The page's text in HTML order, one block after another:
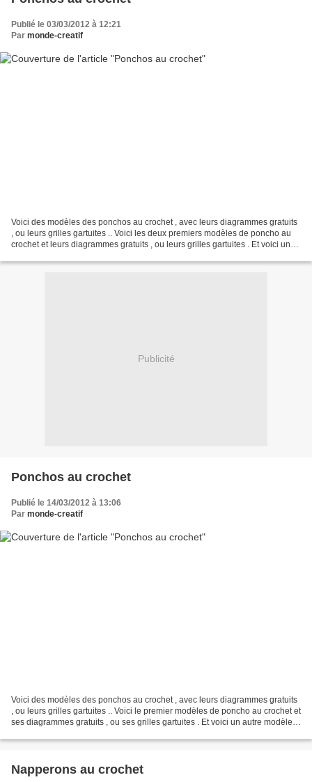
Publié le 03/03/2012 à 12:21
Par monde-creatif
Voici des modèles des ponchos au crochet , avec leurs diagrammes gratuits
, ou leurs grilles gartuites .. Voici les deux premiers modèles de poncho au
crochet et leurs diagrammes gratuits , ou leurs grilles gartuites . Et voici un
Publicité
Ponchos au crochet
Publié le 14/03/2012 à 13:06
Par monde-creatif
Voici des modèles des ponchos au crochet , avec leurs diagrammes gratuits
, ou leurs grilles gartuites .. Voici le premier modèles de poncho au crochet et
ses diagrammes gratuits , ou ses grilles gartuites . Et voici un autre modèle
Napperons au crochet